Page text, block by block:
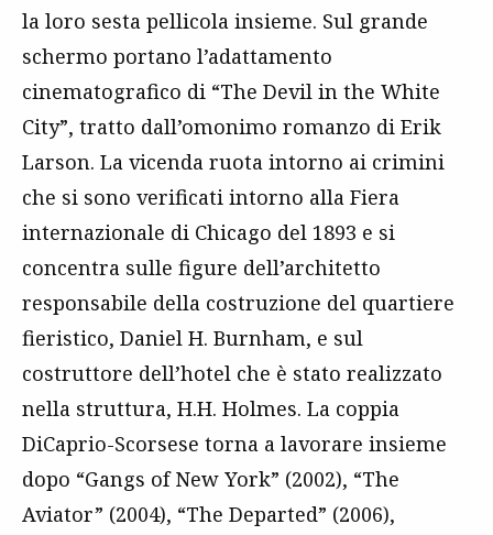
la loro sesta pellicola insieme. Sul grande
schermo portano l’adattamento
cinematografico di “The Devil in the White
City”, tratto dall’omonimo romanzo di Erik
Larson. La vicenda ruota intorno ai crimini
che si sono verificati intorno alla Fiera
internazionale di Chicago del 1893 e si
concentra sulle figure dell’architetto
responsabile della costruzione del quartiere
fieristico, Daniel H. Burnham, e sul
costruttore dell’hotel che è stato realizzato
nella struttura, H.H. Holmes. La coppia
DiCaprio-Scorsese torna a lavorare insieme
dopo “Gangs of New York” (2002), “The
Aviator” (2004), “The Departed” (2006),